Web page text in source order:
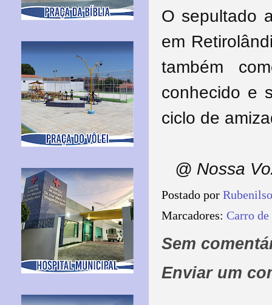
O sepultado
em
também
conhecido e
ciclo de
@ Nossa
Postado por
Marcadores: Carro
Sem
Enviar um